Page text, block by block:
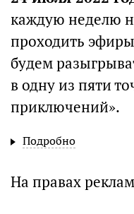
каждую неделю
проходить
будем
в одну из пяти
приключений».
Подробно
На правах